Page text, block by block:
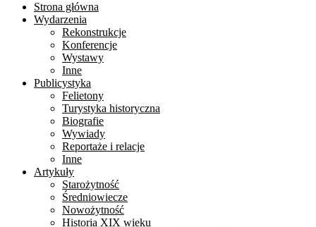
Strona główna
Wydarzenia
Rekonstrukcje
Konferencje
Wystawy
Inne
Publicystyka
Felietony
Turystyka historyczna
Biografie
Wywiady
Reportaże i relacje
Inne
Artykuły
Starożytność
Średniowiecze
Nowożytność
Historia XIX wieku